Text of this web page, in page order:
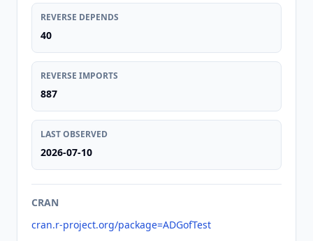
REVERSE DEPENDS
40
REVERSE IMPORTS
887
LAST OBSERVED
2026-07-10
CRAN
cran.r-project.org/package=ADGofTest